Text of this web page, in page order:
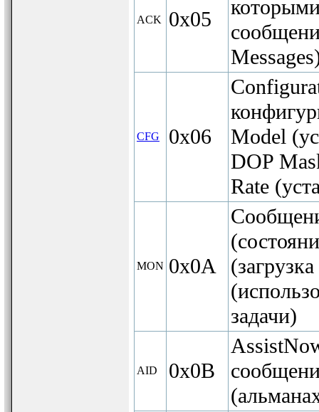
ACK 0x05
CFG 0x06
Model
DOP
Rate
MON 0x0A
задачи)
AID 0x0B